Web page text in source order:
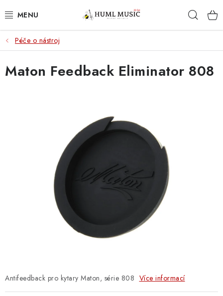
na
KYTARY
UKULELE
KYTAROVÉ PŘÍSLUŠENSTVÍ
OSTATNÍ STRUNNÉ NÁSTROJE
KONTAKTY
Péče o nástroj
Antifeedback pro kytary Maton, série 808 Více informací
Maton Feedback Eliminator 808